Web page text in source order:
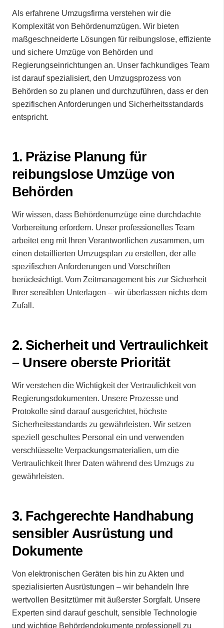
Als erfahrene Umzugsfirma verstehen wir die
Komplexität von Behördenumzügen. Wir bieten
maßgeschneiderte Lösungen für reibungslose, effiziente
und sichere Umzüge von Behörden und
Regierungseinrichtungen an. Unser fachkundiges Team
ist darauf spezialisiert, den Umzugsprozess von
Behörden so zu planen und durchzuführen, dass er den
spezifischen Anforderungen und Sicherheitsstandards
entspricht.
1.⁠ ⁠Präzise Planung für
reibungslose Umzüge von
Behörden
Wir wissen, dass Behördenumzüge eine durchdachte
Vorbereitung erfordern. Unser professionelles Team
arbeitet eng mit Ihren Verantwortlichen zusammen, um
einen detaillierten Umzugsplan zu erstellen, der alle
spezifischen Anforderungen und Vorschriften
berücksichtigt. Vom Zeitmanagement bis zur Sicherheit
Ihrer sensiblen Unterlagen – wir überlassen nichts dem
Zufall.
2.⁠ ⁠Sicherheit und Vertraulichkeit
– Unsere oberste Priorität
Wir verstehen die Wichtigkeit der Vertraulichkeit von
Regierungsdokumenten. Unsere Prozesse und
Protokolle sind darauf ausgerichtet, höchste
Sicherheitsstandards zu gewährleisten. Wir setzen
speziell geschultes Personal ein und verwenden
verschlüsselte Verpackungsmaterialien, um die
Vertraulichkeit Ihrer Daten während des Umzugs zu
gewährleisten.
3.⁠ ⁠Fachgerechte Handhabung
sensibler Ausrüstung und
Dokumente
Von elektronischen Geräten bis hin zu Akten und
spezialisierten Ausrüstungen – wir behandeln Ihre
wertvollen Besitztümer mit äußerster Sorgfalt. Unsere
Experten sind darauf geschult, sensible Technologie
und wichtige Behördendokumente professionell zu